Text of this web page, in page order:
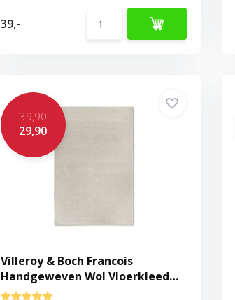
39,-
39,90
29,90
Villeroy & Boch Francois
Handgeweven Wol Vloerkleed
Wit